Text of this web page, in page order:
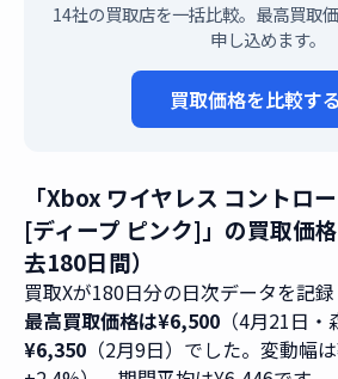
14社の買取店を一括比較。最高買取
申し込めます。
買取価格を比較す
「Xbox ワイヤレス コントロ
[ディープ ピンク]」の買取価
去180日間）
買取Xが180日分の日次データを記
最高買取価格は¥6,500 （4月21日・
¥6,350 （2月9日）でした。変動幅